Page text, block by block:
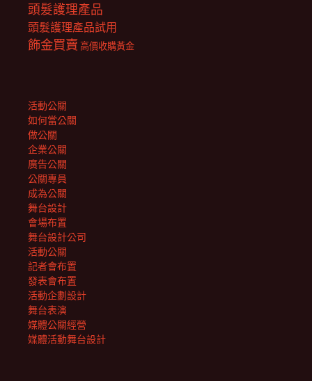
頭髮護理產品
頭髮護理產品試用
飾金買賣 高價收購黃金
活動公關
如何當公關
做公關
企業公關
廣告公關
公關專員
成為公關
舞台設計
會場布置
舞台設計公司
活動公關
記者會布置
發表會布置
活動企劃設計
舞台表演
媒體公關經營
媒體活動舞台設計